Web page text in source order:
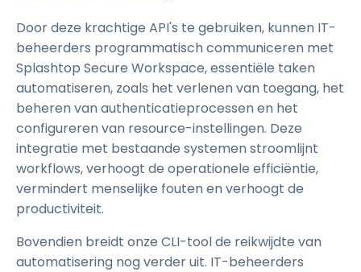
Door deze krachtige API's te gebruiken, kunnen IT-
beheerders programmatisch communiceren met
Splashtop Secure Workspace, essentiële taken
automatiseren, zoals het verlenen van toegang, het
beheren van authenticatieprocessen en het
configureren van resource-instellingen. Deze
integratie met bestaande systemen stroomlijnt
workflows, verhoogt de operationele efficiëntie,
vermindert menselijke fouten en verhoogt de
productiviteit.
Bovendien breidt onze CLI-tool de reikwijdte van
automatisering nog verder uit. IT-beheerders